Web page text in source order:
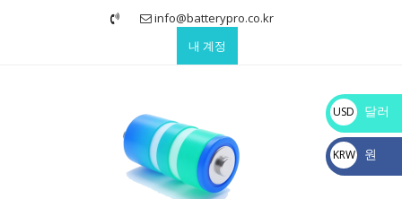
info@batterypro.co.kr
내 계정
USD
$
달러
KRW
₩
원